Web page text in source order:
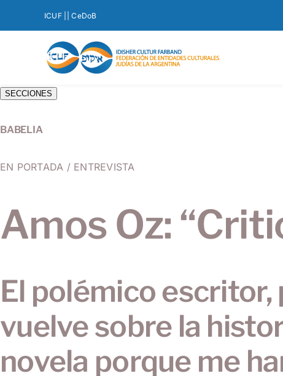
ICUF | | CeDoB
SECCIONES
BABELIA
EN PORTADA / ENTREVISTA
Amos Oz:
El polémico
vuelve sobre la
novela porque me